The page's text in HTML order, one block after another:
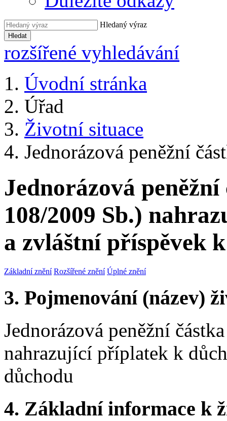
Hledaný výraz
Hledat
rozšířené vyhledávání
Úvodní stránka
Úřad
Životní situace
Jednorázová peněžní
Jednorázová
108/2009 Sb.)
a zvláštní příspěvek
Základní znění Rozšířené znění Úplné znění
3. Pojmenování (název)
Jednorázová peněžní
nahrazující příplatek k
důchodu
4. Základní informace k